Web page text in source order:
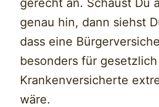
genau hin, dann siehst
dass eine
besonders für gesetzlich
Krankenversicherte
wäre.